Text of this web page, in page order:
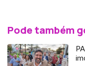
Pode também